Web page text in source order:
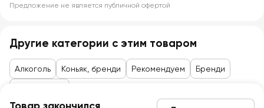
Предложение не является публичной офертой
Другие категории с этим товаром
Алкоголь Коньяк, бренди Рекомендуем Бренди